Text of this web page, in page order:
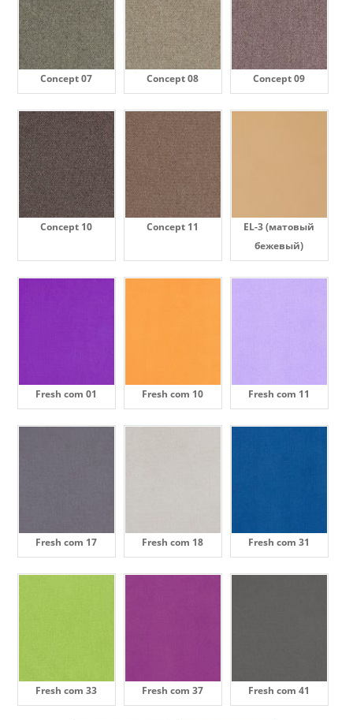
Concept 07 Concept 08 Concept 09
Concept 10 Concept 11
EL-3 (матовый
бежевый)
Fresh com 01 Fresh com 10 Fresh com 11
Fresh com 17 Fresh com 18 Fresh com 31
Fresh com 33 Fresh com 37 Fresh com 41